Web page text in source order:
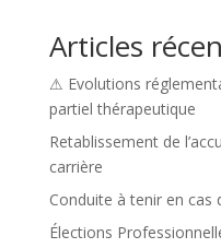
Articles
⚠ Evolutions
partiel thérapeutique
Retablissement de
carrière
Conduite à tenir en cas
Élections